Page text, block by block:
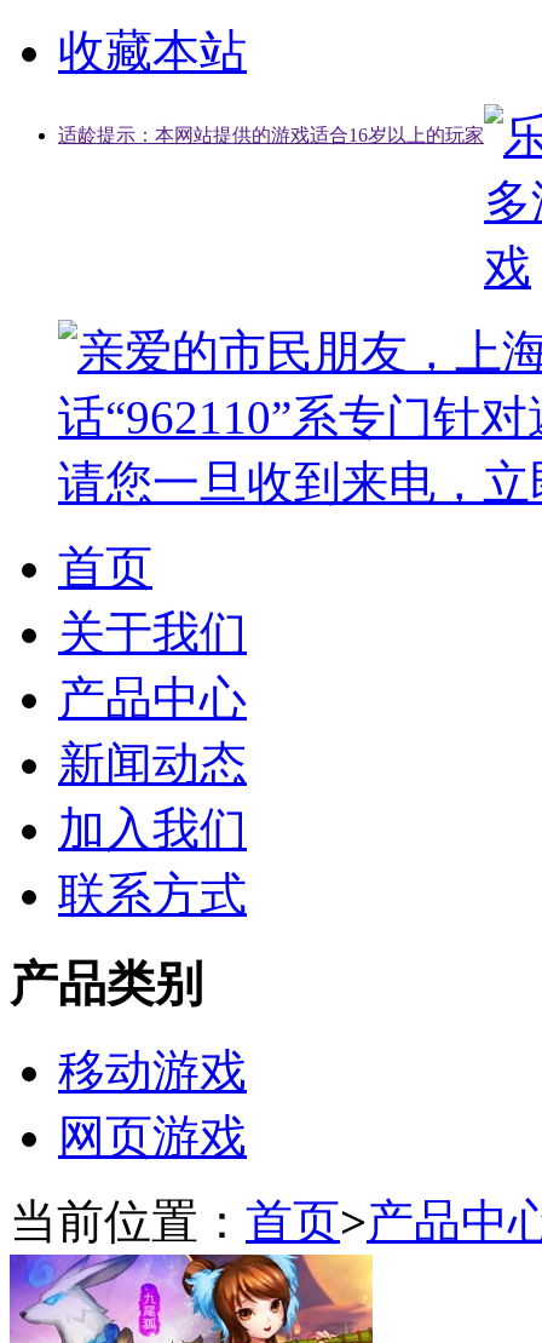
收藏本站
适龄提示：本网站提供的游戏适合16岁以上的玩家
首页
关于我们
产品中心
新闻动态
加入我们
联系方式
产品类别
移动游戏
网页游戏
当前位置： 首页>产品中